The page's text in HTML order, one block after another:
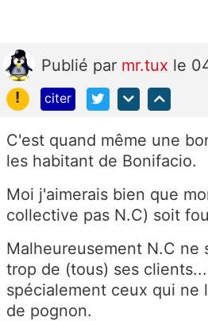
Publié par mr.tux le
!
citer
C'est quand même une
les habitant de Bonifacio.
Moi j'aimerais bien que
collective pas N.C) soit
Malheureusement N.C ne
trop de (tous) ses
spécialement ceux qui ne
de pognon.